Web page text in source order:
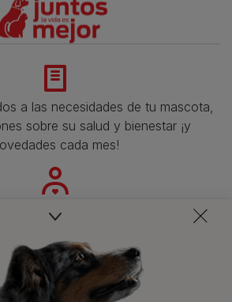
a las necesidades de tu mascota,
sobre su salud y bienestar ¡y
cada mes!
y expertos en perros y gatos
descuentos y ofertas de